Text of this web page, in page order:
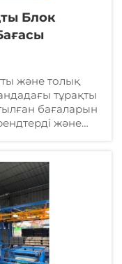
Блок
және толық
тұрақты
бағаларын
және